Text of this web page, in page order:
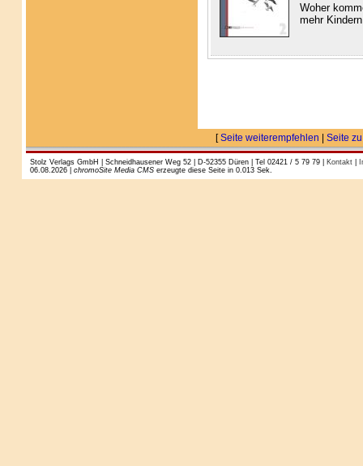
Woher
mehr
[Seite weiterempfehlen Seite
Stolz Verlags GmbH | Schneidhausener Weg 52 | D-52355 Düren | Tel 02421 / 5 79 79 | Kontakt|
06.08.2026 | chromoSite Media CMSerzeugte diese Seite in 0.013 Sek.